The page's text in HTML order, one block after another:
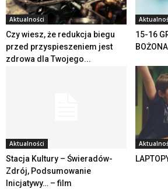
Aktualności
Czy wiesz, że redukcja biegu
przed przyspieszeniem jest
zdrowa dla Twojego...
15-16
Aktualności
Stacja Kultury – Świeradów-
Zdrój, Podsumowanie
Inicjatywy… – film